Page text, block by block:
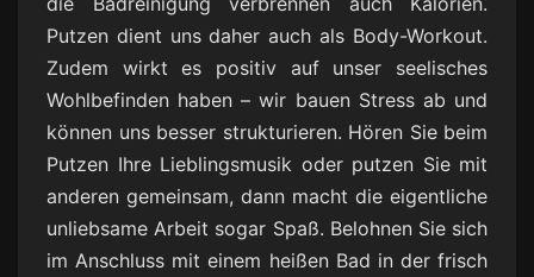
Putzen dient uns daher auch als Body-Workout.
Zudem wirkt es positiv auf unser seelisches
Wohlbefinden haben – wir bauen Stress ab und
können uns besser strukturieren. Hören Sie beim
Putzen Ihre Lieblingsmusik oder putzen Sie mit
anderen gemeinsam, dann macht die eigentliche
unliebsame Arbeit sogar Spaß. Belohnen Sie sich
im Anschluss mit einem heißen Bad in der frisch